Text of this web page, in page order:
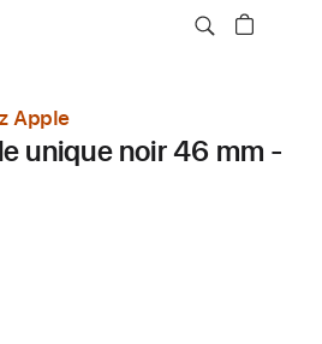
Apple
unique noir 46 mm -